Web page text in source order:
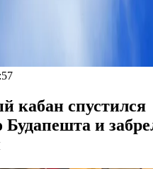
кабан спустился
Будапешта и